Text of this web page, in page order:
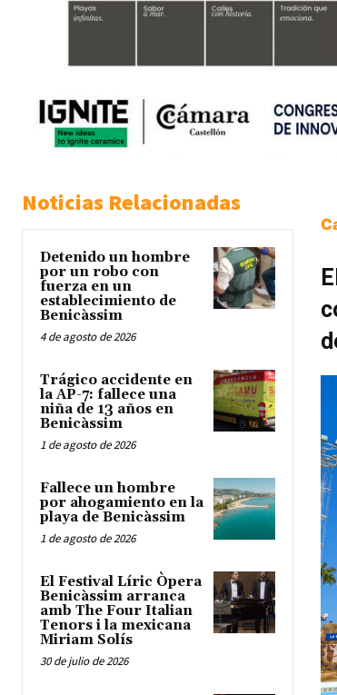
Noticias Relacionadas
Detenido un hombre
por un robo con
fuerza en un
establecimiento de
Benicàssim
4 de agosto de 2026
Trágico accidente en
la AP-7: fallece una
niña de 13 años en
Benicàssim
1 de agosto de 2026
Fallece un hombre
por ahogamiento en la
playa de Benicàssim
1 de agosto de 2026
El Festival Líric Òpera
Benicàssim arranca
amb The Four Italian
Tenors i la mexicana
Miriam Solís
30 de julio de 2026